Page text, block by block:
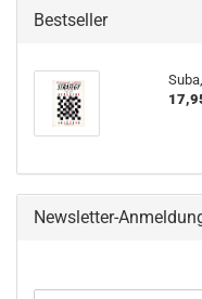
Bestseller
Newsletter-